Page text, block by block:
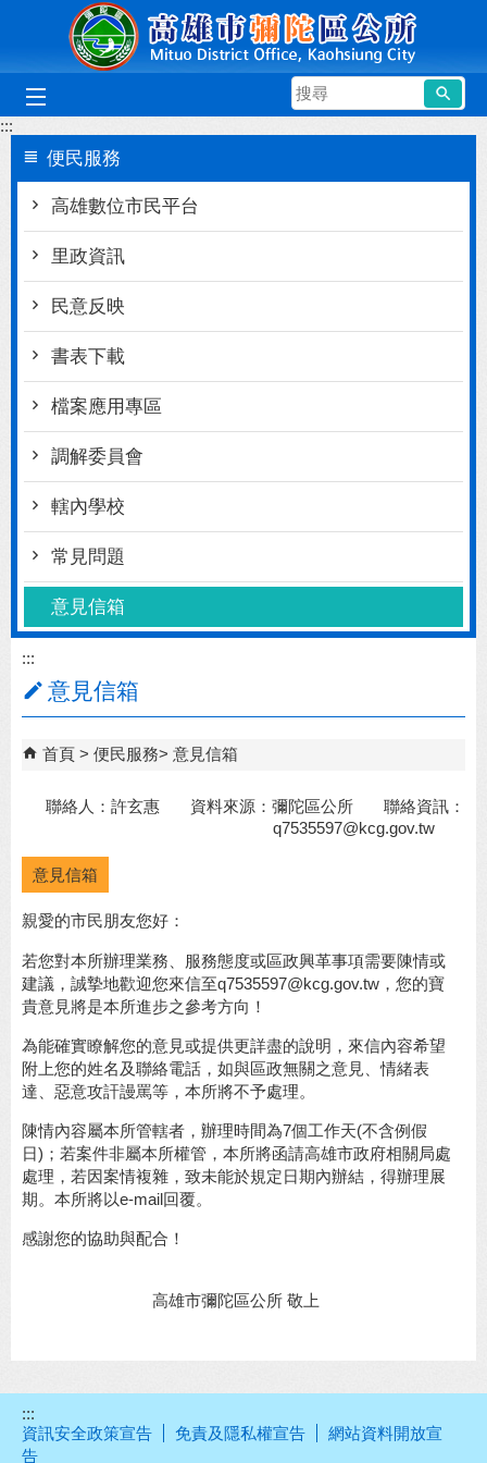
跳到主要內容區塊
搜
尋
:::
便民服務
高雄數位市民平台
里政資訊
民意反映
書表下載
檔案應用專區
調解委員會
轄內學校
常見問題
意見信箱
:::
意見信箱
首頁 便民服務 意見信箱
聯絡人：許玄惠 資料來源：彌陀區公所 聯絡資訊：
q7535597@kcg.gov.tw
意見信箱
親愛的市民朋友您好：
若您對本所辦理業務、服務態度或區政興革事項需要陳情或
建議，誠摯地歡迎您來信至q7535597@kcg.gov.tw，您的寶
貴意見將是本所進步之參考方向！
為能確實瞭解您的意見或提供更詳盡的說明，來信內容希望
附上您的姓名及聯絡電話，如與區政無關之意見、情緒表
達、惡意攻訐謾罵等，本所將不予處理。
陳情內容屬本所管轄者，辦理時間為7個工作天(不含例假
日)；若案件非屬本所權管，本所將函請高雄市政府相關局處
處理，若因案情複雜，致未能於規定日期內辦結，得辦理展
期。本所將以e-mail回覆。
感謝您的協助與配合！
高雄市彌陀區公所 敬上
:::
資訊安全政策宣告
免責及隱私權宣告
網站資料開放宣
告